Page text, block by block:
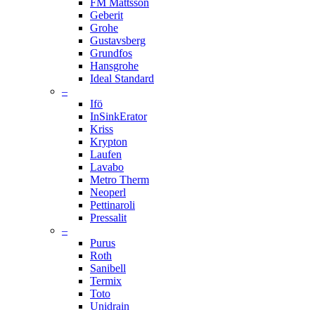
FM Mattsson
Geberit
Grohe
Gustavsberg
Grundfos
Hansgrohe
Ideal Standard
–
Ifö
InSinkErator
Kriss
Krypton
Laufen
Lavabo
Metro Therm
Neoperl
Pettinaroli
Pressalit
–
Purus
Roth
Sanibell
Termix
Toto
Unidrain